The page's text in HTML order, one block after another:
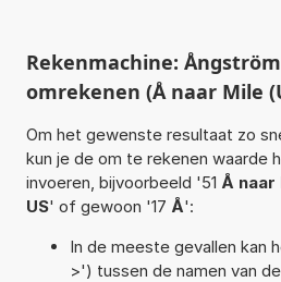
Rekenmachine:
omrekenen (Å naar Mile
Om het gewenste resultaat zo
kun je de om te rekenen waarde
invoeren, bijvoorbeeld '51 Å naar
US' of gewoon '17 Å':
In de meeste gevallen
>') tussen de namen van